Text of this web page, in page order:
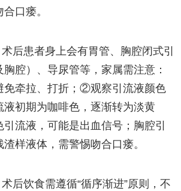
口瘘。
后患者身上会有胃管、胸腔闭式引
腔）、导尿管等，家属需注意：
牵拉、打折；②观察引流液颜色
初期为咖啡色，逐渐转为淡黄
流液，可能是出血信号；胸腔引
样液体，需警惕吻合口瘘。
后饮食需遵循“循序渐进”原则，不